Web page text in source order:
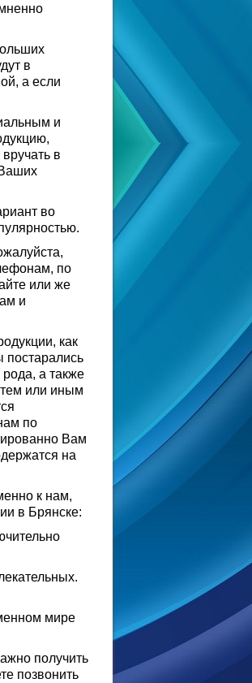
в
а если
и
в
во
по
или же
и
как
постарались
а также
или иным
по
Вам
на
к нам,
в Брянске:
мире
получить
позвонить